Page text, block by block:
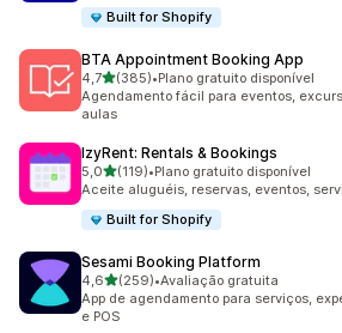
Built for Shopify
BTA Appointment Booking App
4,7de 5 estrelas
(385)
385 avaliações ao todo
•Plano gratuito disponível
Agendamento fácil para eventos,
aulas
IzyRent: Rentals & Bookings
5,0de 5 estrelas
(119)
119 avaliações ao todo
•Plano gratuito disponível
Aceite aluguéis, reservas, eventos,
Built for Shopify
Sesami Booking Platform
4,6de 5 estrelas
(259)
259 avaliações ao todo
•Avaliação gratuita
App de agendamento para serviços,
e POS